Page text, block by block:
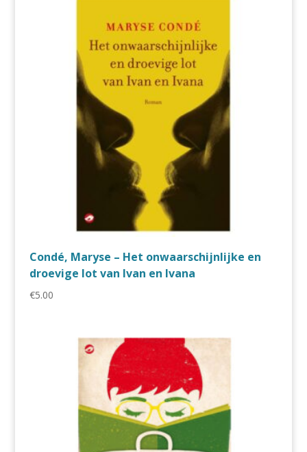
Condé, Maryse – Het onwaarschijnlijke en
droevige lot van Ivan en Ivana
€5.00